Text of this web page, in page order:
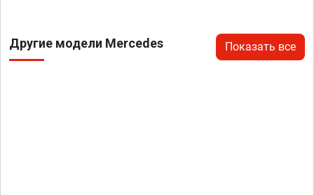
Другие модели Mercedes Показать все